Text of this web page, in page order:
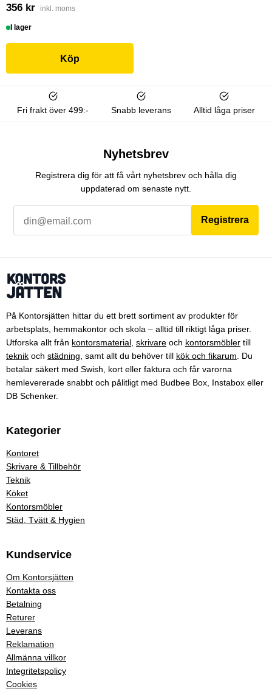
356 kr inkl. moms
I lager
Köp
Fri frakt över 499:- Snabb leverans Alltid låga priser
Nyhetsbrev
Registrera dig för att få vårt nyhetsbrev och hålla dig
uppdaterad om senaste nytt.
Registrera
På Kontorsjätten hittar du ett brett sortiment av produkter för
arbetsplats, hemmakontor och skola – alltid till riktigt låga priser.
Utforska allt från kontorsmaterial skrivare och kontorsmöbler till
teknik och städning , samt allt du behöver till kök och fikarum . Du
betalar säkert med Swish, kort eller faktura och får varorna
hemlevererade snabbt och pålitligt med Budbee Box, Instabox eller
DB Schenker.
Kategorier
Kontoret
Skrivare & Tillbehör
Teknik
Köket
Kontorsmöbler
Städ, Tvätt & Hygien
Kundservice
Om Kontorsjätten
Kontakta oss
Betalning
Returer
Leverans
Reklamation
Allmänna villkor
Integritetspolicy
Cookies